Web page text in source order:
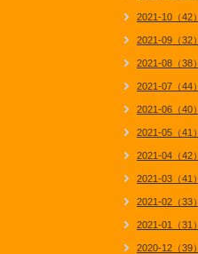
2021-10（42）
2021-09（32）
2021-08（38）
2021-07（44）
2021-06（40）
2021-05（41）
2021-04（42）
2021-03（41）
2021-02（33）
2021-01（31）
2020-12（39）